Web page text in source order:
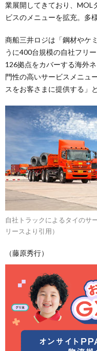
業展開してきており、MOL
ビスのメニューを拡充。多
商船三井ロジは「鋼材やケ
うに400台規模の自社フリ
126拠点をカバーする海外
門性の高いサービスメニュ
スをお客さまに提供する」
自社トラックによるタイのサ
リースより引用）
（藤原秀行）